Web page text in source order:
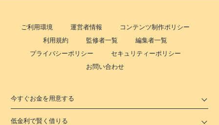
ご利用環境 運営者情報
コンテンツ制作ポリシー
利用規約
監修者一覧
編集者一覧
プライバシーポリシー
セキュリティーポリシー
お問い合わせ
今すぐお金を用意する
低金利で賢く借りる